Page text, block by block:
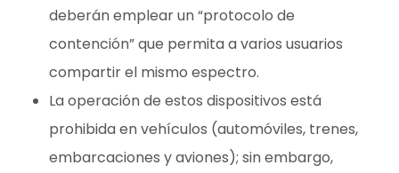
deberán emplear un “protocolo de
contención” que permita a varios usuarios
compartir el mismo espectro.
La operación de estos dispositivos está
prohibida en vehículos (automóviles, trenes,
embarcaciones y aviones); sin embargo,